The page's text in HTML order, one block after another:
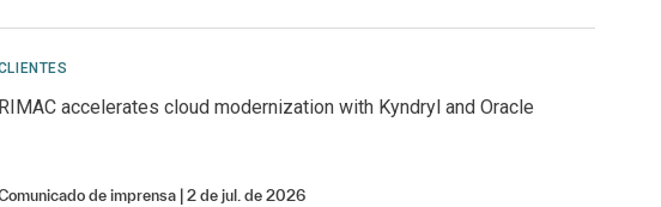
RIMAC accelerates cloud modernization with Kyndryl and Oracle
de imprensa 2 de jul. de 2026